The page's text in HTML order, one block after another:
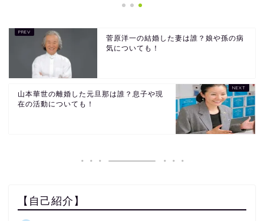
菅原洋一の結婚した妻は誰？娘や孫の病
気についても！
山本華世の離婚した元旦那は誰？息子や現
在の活動についても！
【自己紹介】